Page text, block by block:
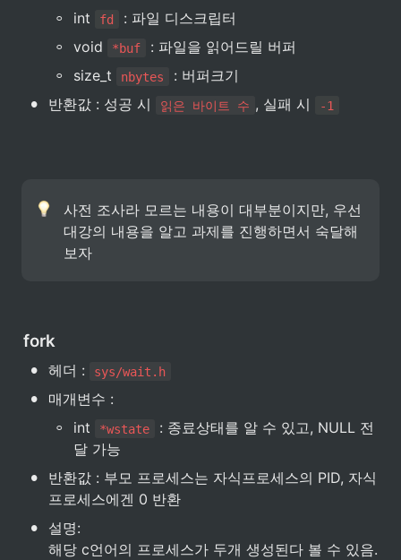
◦ int fd : 파일 디스크립터
◦ void *buf : 파일을 읽어드릴 버퍼
◦ size_t nbytes : 버퍼크기
• 반환값 : 성공 시 읽은 바이트 수 , 실패 시 -1
사전 조사라 모르는 내용이 대부분이지만, 우선
대강의 내용을 알고 과제를 진행하면서 숙달해
보자
fork
• 헤더 : sys/wait.h
• 매개변수 :
◦ int *wstate
: 종료상태를 알 수 있고, NULL 전
달 가능
•
반환값 : 부모 프로세스는 자식프로세스의 PID, 자식
프로세스에겐 0 반환
•
설명:
해당 c언어의 프로세스가 두개 생성된다 볼 수 있음.